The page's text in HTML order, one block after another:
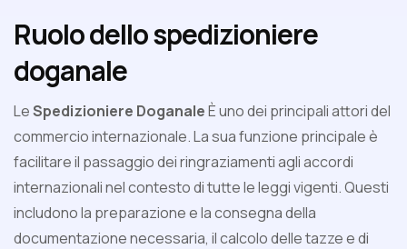
Ruolo dello spedizioniere
doganale
LeSpedizioniere DoganaleÈ uno dei principali attori del
commercio internazionale. La sua funzione principale è
facilitare il passaggio dei ringraziamenti agli accordi
internazionali nel contesto di tutte le leggi vigenti. Questi
includono la preparazione e la consegna della
documentazione necessaria, il calcolo delle tazze e di